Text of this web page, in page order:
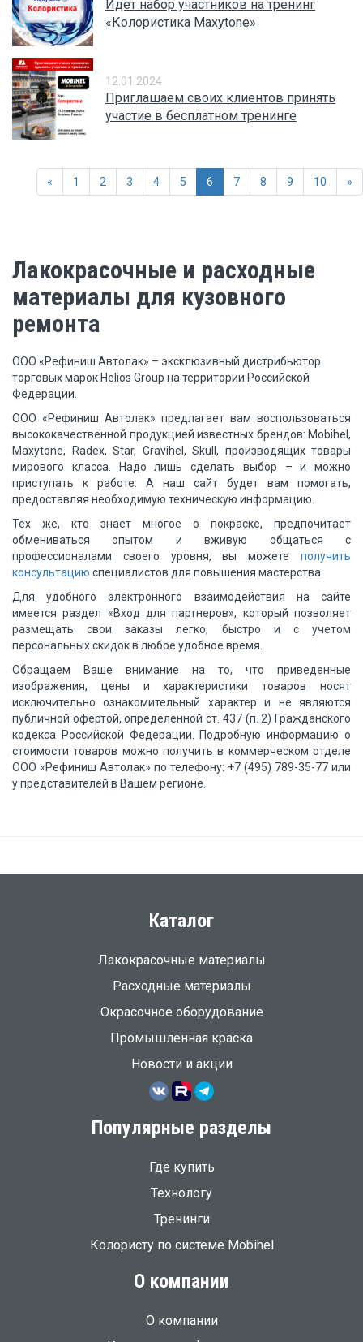
Идет набор участников на тренинг
«Колористика Maxytone»
12.01.2024
Приглашаем своих клиентов принять
участие в бесплатном тренинге
« 1 2 3 4 5 6 7 8 9 10 »
Лакокрасочные и расходные
материалы для кузовного
ремонта
ООО «Рефиниш Автолак» – эксклюзивный дистрибьютор
торговых марок Helios Group на территории Российской
Федерации.
ООО «Рефиниш Автолак» предлагает вам воспользоваться
высококачественной продукцией известных брендов: Mobihel,
Maxytone, Radex, Star, Gravihel, Skull, производящих товары
мирового класса. Надо лишь сделать выбор – и можно
приступать к работе. А наш сайт будет вам помогать,
предоставляя необходимую техническую информацию.
Тех же, кто знает многое о покраске, предпочитает
обмениваться опытом и вживую общаться с
профессионалами своего уровня, вы можете получить
консультацию специалистов для повышения мастерства.
Для удобного электронного взаимодействия на сайте
имеется раздел «Вход для партнеров», который позволяет
размещать свои заказы легко, быстро и с учетом
персональных скидок в любое удобное время.
Обращаем Ваше внимание на то, что приведенные
изображения, цены и характеристики товаров носят
исключительно ознакомительный характер и не являются
публичной офертой, определенной ст. 437 (п. 2) Гражданского
кодекса Российской Федерации. Подробную информацию о
стоимости товаров можно получить в коммерческом отделе
ООО «Рефиниш Автолак» по телефону: +7 (495) 789-35-77 или
у представителей в Вашем регионе.
Каталог
Лакокрасочные материалы
Расходные материалы
Окрасочное оборудование
Промышленная краска
Новости и акции
Популярные разделы
Где купить
Технологу
Тренинги
Колористу по системе Mobihel
О компании
О компании